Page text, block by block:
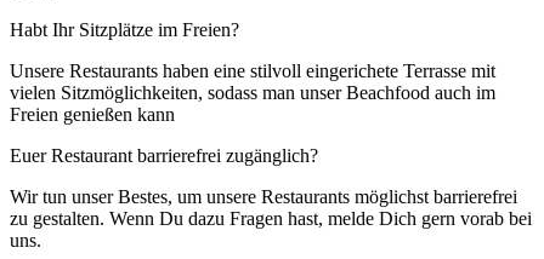
Habt Ihr Sitzplätze im Freien?
Unsere Restaurants haben eine stilvoll eingerichete Terrasse mit
vielen Sitzmöglichkeiten, sodass man unser Beachfood auch im
Freien genießen kann
Euer Restaurant barrierefrei zugänglich?
Wir tun unser Bestes, um unsere Restaurants möglichst barrierefrei
zu gestalten. Wenn Du dazu Fragen hast, melde Dich gern vorab bei
uns.